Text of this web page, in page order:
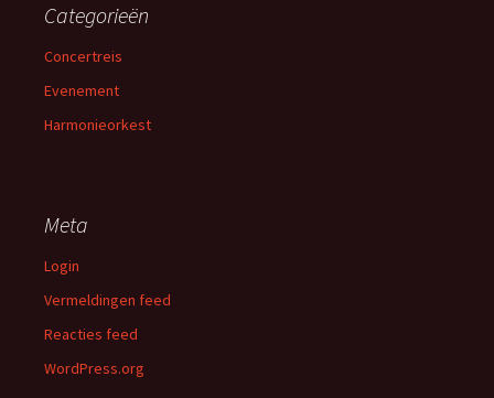
Categorieën
Concertreis
Evenement
Harmonieorkest
Meta
Login
Vermeldingen feed
Reacties feed
WordPress.org